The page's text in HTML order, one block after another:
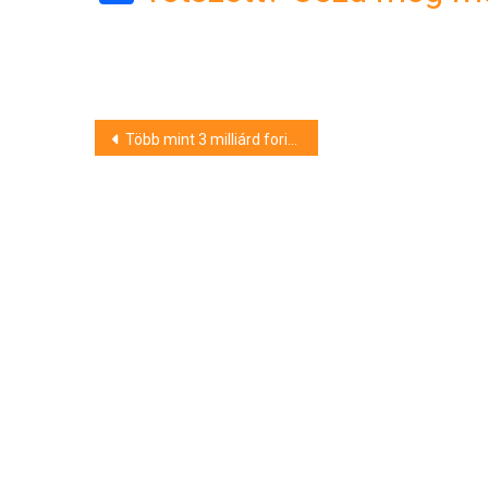
Bejegyzés
Több mint 3 milliárd forintból újulnak meg miskolci óvodák